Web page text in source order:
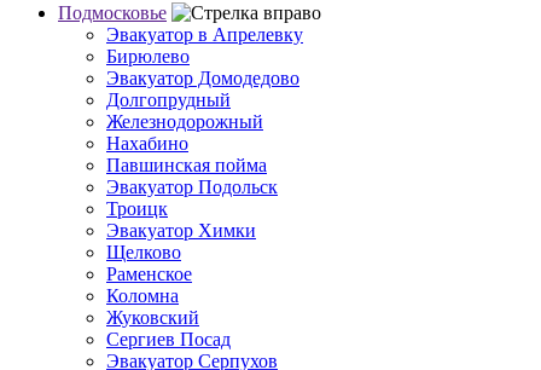
Подмосковье
Эвакуатор в Апрелевку
Бирюлево
Эвакуатор Домодедово
Долгопрудный
Железнодорожный
Нахабино
Павшинская пойма
Эвакуатор Подольск
Троицк
Эвакуатор Химки
Щелково
Раменское
Коломна
Жуковский
Сергиев Посад
Эвакуатор Серпухов